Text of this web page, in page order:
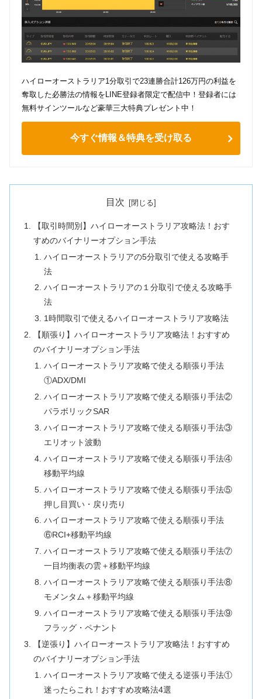
ハイローオーストラリア1分取引で23連勝合計126万円の利益を
奪取した必勝法の情報をLINE登録者限定で配信中！登録者には
無料サインツールなど豪華三大特典プレゼント中！
今すぐ情報＆特典を受け取る
目次
【取引時間別】ハイローオーストラリア攻略法！おす
すめのバイナリーオプション手法
ハイローオーストラリアの5分取引で使える攻略手
法
ハイローオーストラリアの１分取引で使える攻略手
法
1時間取引で使えるハイローオーストラリア攻略法
【順張り】ハイローオーストラリア攻略法！おすすめ
のバイナリーオプション手法
ハイローオーストラリア攻略で使える順張り手法
①ADX/DMI
ハイローオーストラリア攻略で使える順張り手法②
パラボリックSAR
ハイローオーストラリア攻略で使える順張り手法③
エリオット波動
ハイローオーストラリア攻略で使える順張り手法④
移動平均線
ハイローオーストラリア攻略で使える順張り手法⑤
押し目買い・戻り売り
ハイローオーストラリア攻略で使える順張り手法
⑥RCI+移動平均線
ハイローオーストラリア攻略で使える順張り手法⑦
一目均衡表の雲＋移動平均線
ハイローオーストラリア攻略で使える順張り手法⑧
モメンタム＋移動平均線
ハイローオーストラリア攻略で使える順張り手法⑨
フラッグ・ペナント
【逆張り】ハイローオーストラリア攻略法！おすすめ
のバイナリーオプション手法
ハイローオーストラリア攻略で使える逆張り手法①
迷ったらこれ！おすすめ攻略法4選